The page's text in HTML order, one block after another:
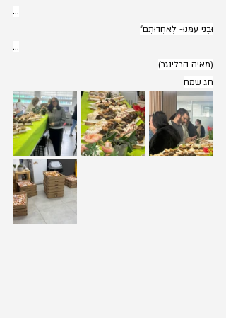
...
וּבְנֵי עַמֵּנוּ- לְאַחְדוּתָם"
...
(מאיה הרלינגר)
חג שמח